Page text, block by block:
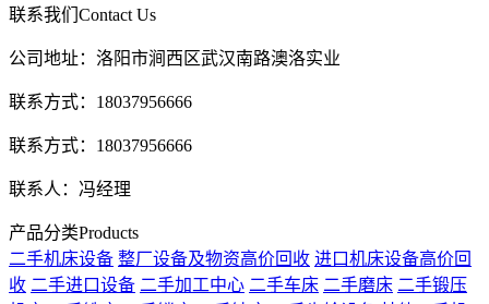
联系我们 Contact Us
公司地址：洛阳市涧西区武汉南路澳洛实业
联系方式：18037956666
联系方式：18037956666
联系人：冯经理
产品分类Products
二手机床设备 整厂设备及物资高价回收 进口机床设备高价回
收 二手进口设备 二手加工中心 二手车床 二手磨床 二手锻压